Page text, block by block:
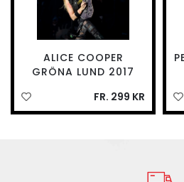
ALICE COOPER
GRÖNA LUND 2017
FR. 299 KR